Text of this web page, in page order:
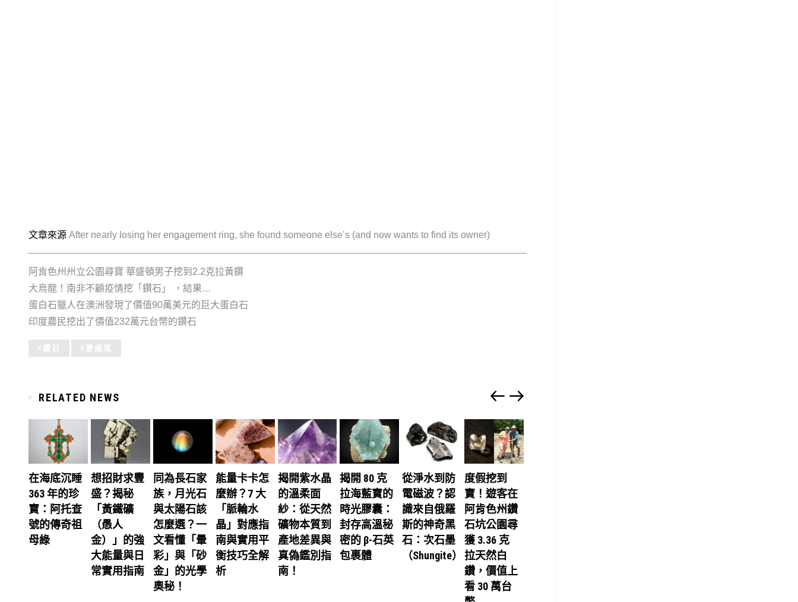
文章來源 After nearly losing her engagement ring, she found someone else’s (and now wants to find its owner)
阿肯色州州立公園尋寶 華盛頓男子挖到2.2克拉黃鑽
大烏龍！南非不顧疫情挖「鑽石」 ，結果…
蛋白石獵人在澳洲發現了價值90萬美元的巨大蛋白石
印度農民挖出了價值232萬元台幣的鑽石
Tagged
鑽石 夏威夷
RELATED NEWS
在海底沉睡
363 年的珍
寶：阿托查
號的傳奇祖
母綠
想招財求豐
盛？揭秘
「黃鐵礦
（愚人
金）」的強
大能量與日
常實用指南
同為長石家
族，月光石
與太陽石該
怎麼選？一
文看懂「暈
彩」與「砂
金」的光學
奧秘！
能量卡卡怎
麼辦？7 大
「脈輪水
晶」對應指
南與實用平
衡技巧全解
析
揭開紫水晶
的溫柔面
紗：從天然
礦物本質到
產地差異與
真偽鑑別指
南！
揭開 80 克
拉海藍寶的
時光膠囊：
封存高溫秘
密的 β-石英
包裹體
從淨水到防
電磁波？認
識來自俄羅
斯的神奇黑
石：次石墨
（Shungite）
度假挖到
寶！遊客在
阿肯色州鑽
石坑公園尋
獲 3.36 克
拉天然白
鑽，價值上
看 30 萬台